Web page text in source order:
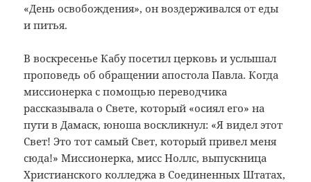
«День освобождения», он воздерживался от еды
и питья.
В воскресенье Кабу посетил церковь и услышал
проповедь об обращении апостола Павла. Когда
миссионерка с помощью переводчика
рассказывала о Свете, который «осиял его» на
пути в Дамаск, юноша воскликнул: «Я видел этот
Свет! Это тот самый Свет, который привел меня
сюда!» Миссионерка, мисс Ноллс, выпускница
Христианского колледжа в Соединенных Штатах,